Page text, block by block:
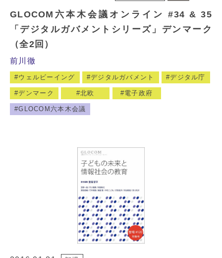
GLOCOM六本木会議オンライン #34 & 35
「デジタルガバメントシリーズ」デンマーク
（全2回）
前川徹
ウェルビーイング デジタルガバメント デジタル庁
デンマーク 北欧 電子政府
GLOCOM六本木会議